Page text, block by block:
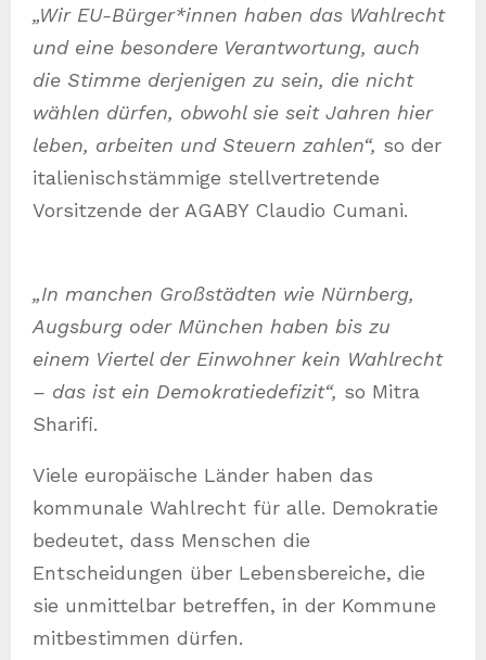
„Wir EU-Bürger*innen haben das Wahlrecht
und eine besondere Verantwortung, auch
die Stimme derjenigen zu sein, die nicht
wählen dürfen, obwohl sie seit Jahren hier
leben, arbeiten und Steuern zahlen“, so der
italienischstämmige stellvertretende
Vorsitzende der AGABY Claudio Cumani.
„In manchen Großstädten wie Nürnberg,
Augsburg oder München haben bis zu
einem Viertel der Einwohner kein Wahlrecht
– das ist ein Demokratiedefizit“, so Mitra
Sharifi.
Viele europäische Länder haben das
kommunale Wahlrecht für alle. Demokratie
bedeutet, dass Menschen die
Entscheidungen über Lebensbereiche, die
sie unmittelbar betreffen, in der Kommune
mitbestimmen dürfen.